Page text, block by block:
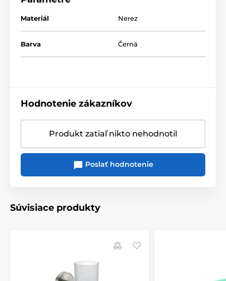
Materiál Nerez
Barva Černá
Hodnotenie zákazníkov
Produkt zatiaľ nikto nehodnotil
Poslať hodnotenie
Súvisiace produkty